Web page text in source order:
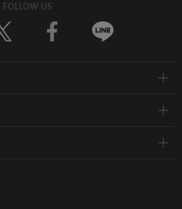
FOLLOW US